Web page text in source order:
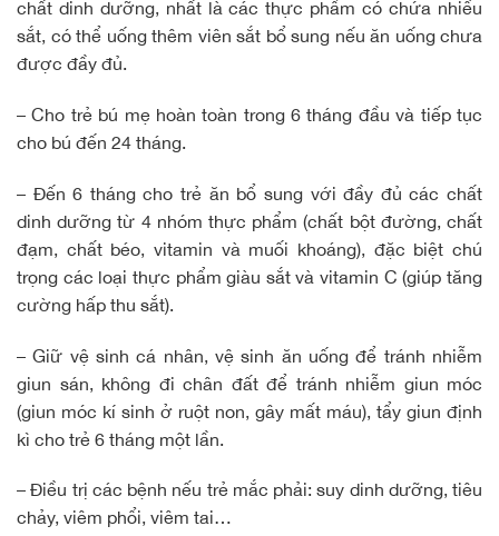
chất dinh dưỡng, nhất là các thực phẩm có chứa nhiều
sắt, có thể uống thêm viên sắt bổ sung nếu ăn uống chưa
được đầy đủ.
– Cho trẻ bú mẹ hoàn toàn trong 6 tháng đầu và tiếp tục
cho bú đến 24 tháng.
– Đến 6 tháng cho trẻ ăn bổ sung vớiđầy đủ các chất
dinh dưỡng từ 4 nhóm thực phẩm (chất bột đường, chất
đạm, chất béo, vitamin và muối khoáng), đặc biệt chú
trọng các loại thực phẩm giàu sắt và vitamin C (giúp tăng
cường hấp thu sắt).
– Giữ vệ sinh cá nhân, vệ sinh ăn uống để tránh nhiễm
giun sán, không đi chân đất để tránh nhiễm giun móc
(giun móc kí sinh ở ruột non, gây mất máu), tẩy giun định
kì cho trẻ 6 tháng một lần.
– Điều trị các bệnh nếu trẻ mắc phải:suy dinh dưỡng, tiêu
chảy, viêm phổi, viêm tai…